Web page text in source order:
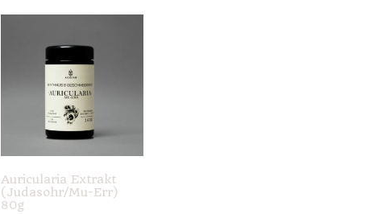
Auricularia Extrakt
(Judasohr/Mu-Err)
80g